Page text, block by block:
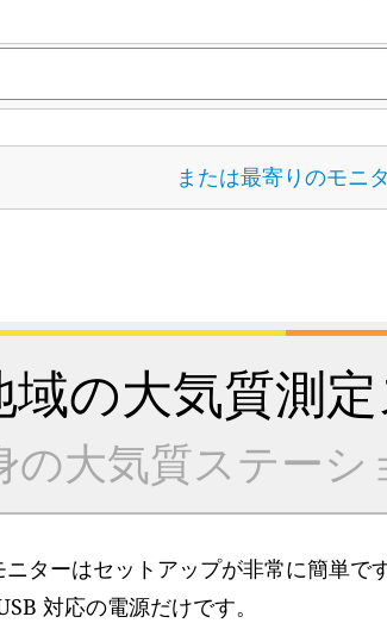
または最寄りのモニ
の大気質測
の大気質ステー
ターはセットアップが非常に簡単で
対応の電源だけです。